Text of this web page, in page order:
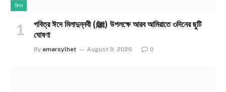
বিশ্ব
পবিত্র ঈদে মিলাদুন্নবী (ﷺ) উপলক্ষে আরব আমিরাতে ৩দিনের ছুটি
ঘোষণা
By amarsylhet August 9, 2026 0